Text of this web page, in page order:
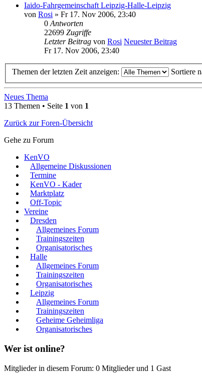
Iaido-Fahrgemeinschaft Leipzig-Halle-Leipzig
von Rosi » Fr 17. Nov 2006, 23:40
0 Antworten
22699 Zugriffe
Letzter Beitrag von Rosi Neuester Beitrag
Fr 17. Nov 2006, 23:40
Themen der letzten Zeit anzeigen: Sortiere
Neues Thema
13 Themen • Seite 1 von 1
Zurück zur Foren-Übersicht
Gehe zu Forum
KenVO
Allgemeine Diskussionen
Termine
KenVO - Kader
Marktplatz
Off-Topic
Vereine
Dresden
Allgemeines Forum
Trainingszeiten
Organisatorisches
Halle
Allgemeines Forum
Trainingszeiten
Organisatorisches
Leipzig
Allgemeines Forum
Trainingszeiten
Geheime Geheimliga
Organisatorisches
Wer ist online?
Mitglieder in diesem Forum: 0 Mitglieder und 1 Gast